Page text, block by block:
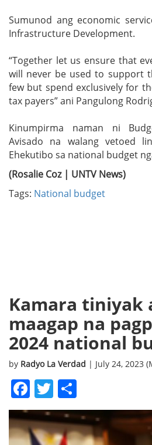
Sumunod ang economic
Infrastructure Development.
“Together let us ensure that
will never be used to support
few but spend exclusively for
tax payers” ani Pangulong
Kinumpirma naman ni
Avisado na walang vetoed
Ehekutibo sa national budget
(Rosalie Coz | UNTV News)
Tags: National budget
Kamara tiniyak
maagap na
2024 national
by Radyo La Verdad | July 24, 2023
Facebook
Twitter